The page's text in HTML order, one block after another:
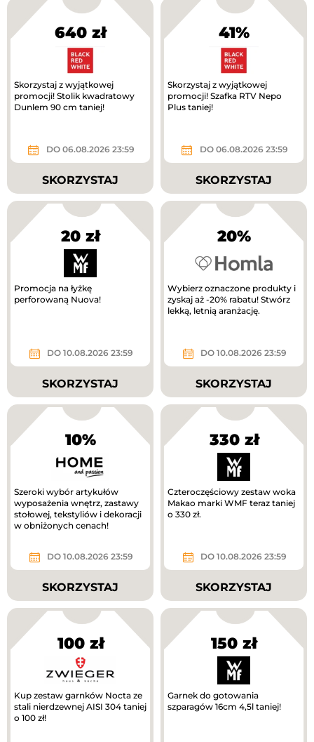
640 zł
Skorzystaj z wyjątkowej
promocji! Stolik kwadratowy
Dunlem 90 cm taniej!
DO 06.08.2026 23:59
SKORZYSTAJ
41%
Skorzystaj z wyjątkowej
promocji! Szafka RTV Nepo
Plus taniej!
DO 06.08.2026 23:59
SKORZYSTAJ
20 zł
Promocja na łyżkę
perforowaną Nuova!
DO 10.08.2026 23:59
SKORZYSTAJ
20%
Wybierz oznaczone produkty i
zyskaj aż -20% rabatu! Stwórz
lekką, letnią aranżację.
DO 10.08.2026 23:59
SKORZYSTAJ
10%
Szeroki wybór artykułów
wyposażenia wnętrz, zastawy
stołowej, tekstyliów i dekoracji
w obniżonych cenach!
DO 10.08.2026 23:59
SKORZYSTAJ
330 zł
Czteroczęściowy zestaw woka
Makao marki WMF teraz taniej
o 330 zł.
DO 10.08.2026 23:59
SKORZYSTAJ
100 zł
Kup zestaw garnków Nocta ze
stali nierdzewnej AISI 304 taniej
o 100 zł!
150 zł
Garnek do gotowania
szparagów 16cm 4,5l taniej!